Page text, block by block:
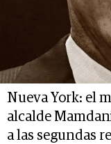
Nueva York: el
alcalde
a las segundas